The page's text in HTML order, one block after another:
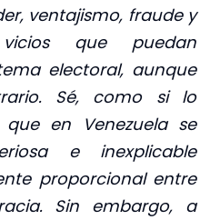
ventajismo, fraude y
que puedan
electoral, aunque
Sé, como si lo
en Venezuela se
e inexplicable
proporcional entre
Sin embargo, a